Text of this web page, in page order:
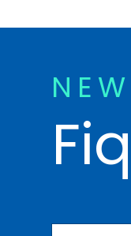
N